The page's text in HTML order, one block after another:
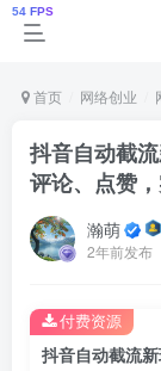
首页 网络创业
抖音自动截
评论、点赞
瀚萌
2年前发布
付费资源